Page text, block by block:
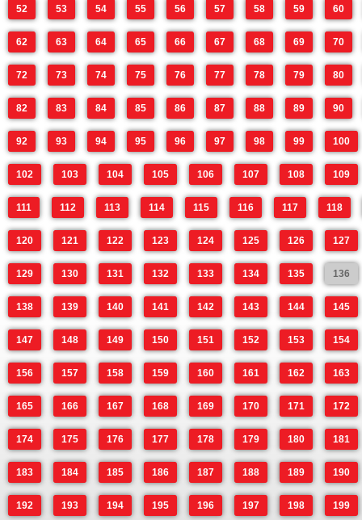
52 53 54 55 56 57 58 59 60
62 63 64 65 66 67 68 69 70
72 73 74 75 76 77 78 79 80
82 83 84 85 86 87 88 89 90
92 93 94 95 96 97 98 99 100
102 103 104 105 106 107 108 109
111 112 113 114 115 116 117 118
120 121 122 123 124 125 126 127
129 130 131 132 133 134 135 136
138 139 140 141 142 143 144 145
147 148 149 150 151 152 153 154
156 157 158 159 160 161 162 163
165 166 167 168 169 170 171 172
174 175 176 177 178 179 180 181
183 184 185 186 187 188 189 190
192 193 194 195 196 197 198 199